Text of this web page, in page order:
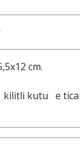
cm.
kilitli kutu e